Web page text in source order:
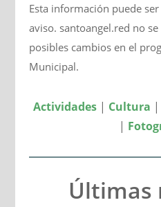
Esta información puede
aviso. santoangel.red no
posibles cambios en el
Municipal.
Actividades | Cultura |
|
Últimas